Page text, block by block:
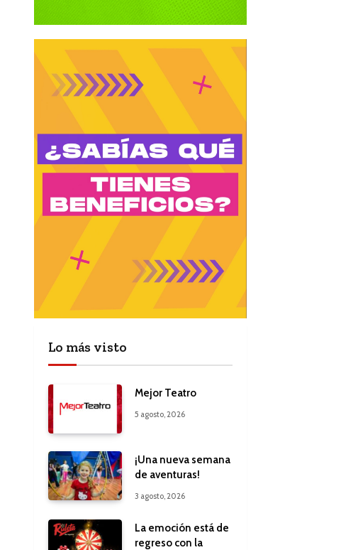
Lo más visto
Mejor Teatro
5 agosto, 2026
¡Una nueva semana
de aventuras!
3 agosto, 2026
La emoción está de
regreso con la